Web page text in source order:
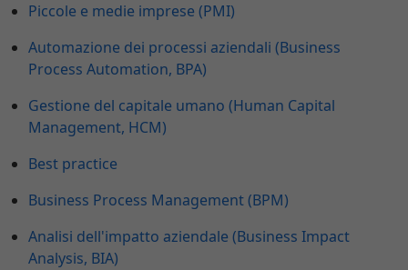
Piccole e medie imprese (PMI)
Automazione dei processi aziendali (Business
Process Automation, BPA)
Gestione del capitale umano (Human Capital
Management, HCM)
Best practice
Business Process Management (BPM)
Analisi dell'impatto aziendale (Business Impact
Analysis, BIA)